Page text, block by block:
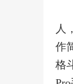
人
作
格